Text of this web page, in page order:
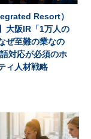
Resort）
大阪IR「1万人の
ぜ至難の業なの
対応が必須のホ
ィ人材戦略